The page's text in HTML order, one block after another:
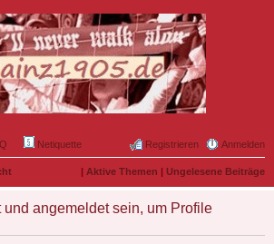
Netiquette Anmelden
Registrieren
| Aktive Themen | Ungelesene Beiträge
und angemeldet sein, um Profile